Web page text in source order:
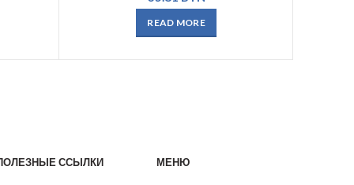
READ MORE
ССЫЛКИ МЕНЮ